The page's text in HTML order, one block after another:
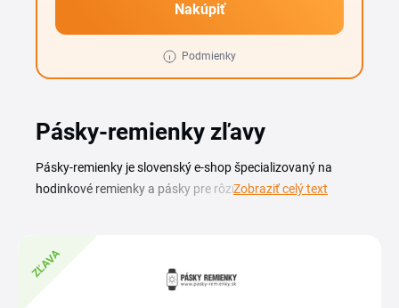
Nakúpiť
Podmienky
Pásky-remienky zľavy
Pásky-remienky je slovenský e-shop špecializovaný na
hodinkové remienky a pásky pre rôzne značky
farbách. S Pásky-remienky zľavovým kupónom zaplatíte za
nový remienok menej, než je bežná cena v katalógu.
Aktuálny Pásky-remienky kupón vám pomôže ušetriť pri
Zobraziť celý text
ZĽAVA